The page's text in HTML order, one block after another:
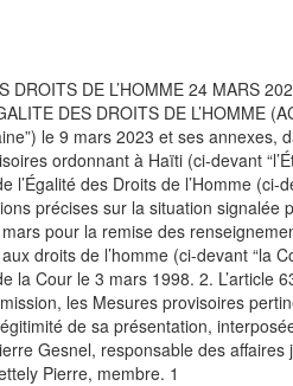
DE L’HOMME 24 MARS
DES DROITS DE
le 9 mars 2023 et ses
ordonnant à Haïti (ci-devant
l’Égalité des Droits de l’Homme
précises sur la situation
pour la remise des
droits de l’homme (ci-devant “la
Cour le 3 mars 1998. 2.
les Mesures provisoires
de sa présentation,
Gesnel, responsable des
Pierre, membre. 1